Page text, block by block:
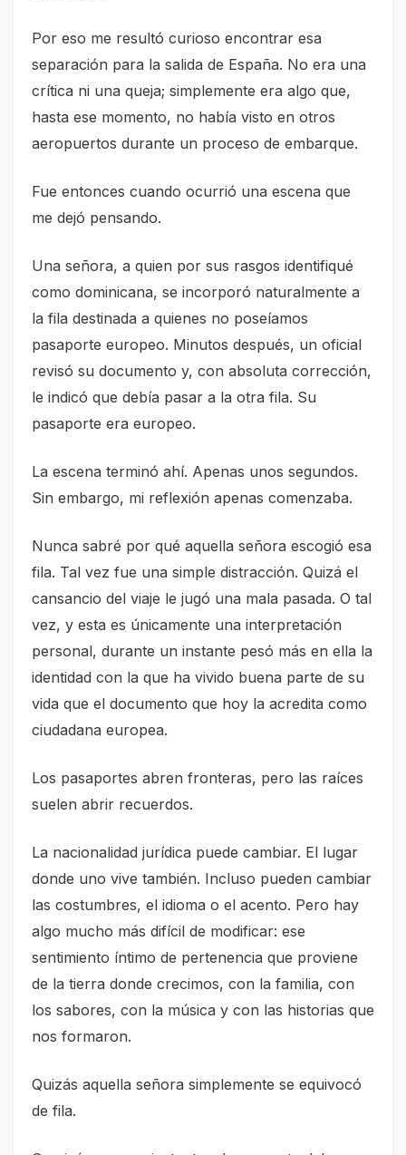
Por eso me resultó curioso encontrar esa
separación para la salida de España. No era una
crítica ni una queja; simplemente era algo que,
hasta ese momento, no había visto en otros
aeropuertos durante un proceso de embarque.
Fue entonces cuando ocurrió una escena que
me dejó pensando.
Una señora, a quien por sus rasgos identifiqué
como dominicana, se incorporó naturalmente a
la fila destinada a quienes no poseíamos
pasaporte europeo. Minutos después, un oficial
revisó su documento y, con absoluta corrección,
le indicó que debía pasar a la otra fila. Su
pasaporte era europeo.
La escena terminó ahí. Apenas unos segundos.
Sin embargo, mi reflexión apenas comenzaba.
Nunca sabré por qué aquella señora escogió esa
fila. Tal vez fue una simple distracción. Quizá el
cansancio del viaje le jugó una mala pasada. O tal
vez, y esta es únicamente una interpretación
personal, durante un instante pesó más en ella la
identidad con la que ha vivido buena parte de su
vida que el documento que hoy la acredita como
ciudadana europea.
Los pasaportes abren fronteras, pero las raíces
suelen abrir recuerdos.
La nacionalidad jurídica puede cambiar. El lugar
donde uno vive también. Incluso pueden cambiar
las costumbres, el idioma o el acento. Pero hay
algo mucho más difícil de modificar: ese
sentimiento íntimo de pertenencia que proviene
de la tierra donde crecimos, con la familia, con
los sabores, con la música y con las historias que
nos formaron.
Quizás aquella señora simplemente se equivocó
de fila.